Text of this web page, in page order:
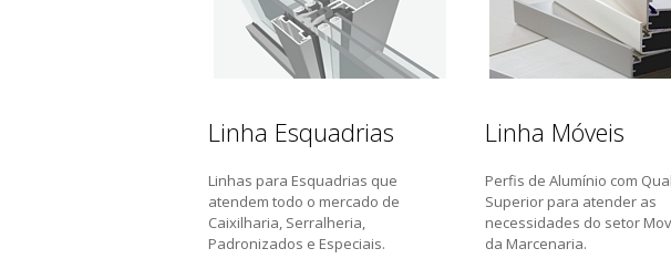
Linha Esquadrias
Linhas para Esquadrias que
atendem todo o mercado de
Caixilharia, Serralheria,
Padronizados e Especiais.
Linha Móveis
Perfis de Alumínio com
Superior para atender as
necessidades do setor
da Marcenaria.